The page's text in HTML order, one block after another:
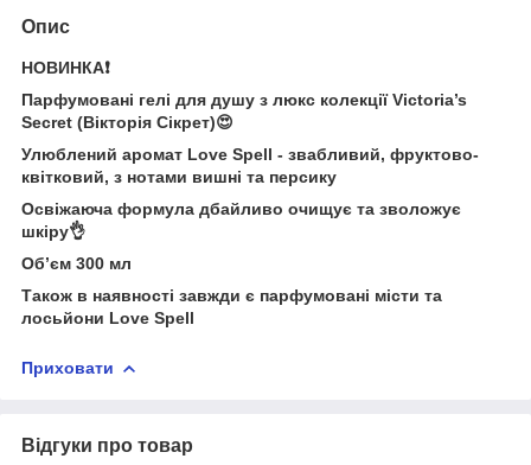
Опис
НОВИНКА❗️
Парфумовані гелі для душу з люкс колекції Victoria’s
Secret (Вікторія Сікрет)😍
Улюблений аромат Love Spell - звабливий, фруктово-
квітковий, з нотами вишні та персику
Освіжаюча формула дбайливо очищує та зволожує
шкіру👌
Обʼєм 300 мл
Також в наявності завжди є парфумовані місти та
лосьйони Love Spell
Приховати
Відгуки про товар